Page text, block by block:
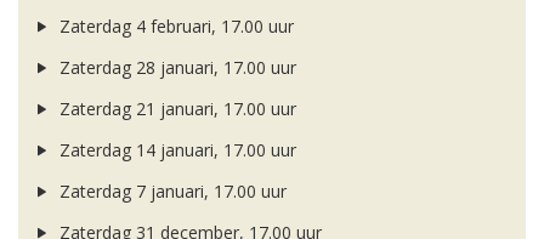
Zaterdag 4 februari, 17.00 uur
Zaterdag 28 januari, 17.00 uur
Zaterdag 21 januari, 17.00 uur
Zaterdag 14 januari, 17.00 uur
Zaterdag 7 januari, 17.00 uur
Zaterdag 31 december, 17.00 uur